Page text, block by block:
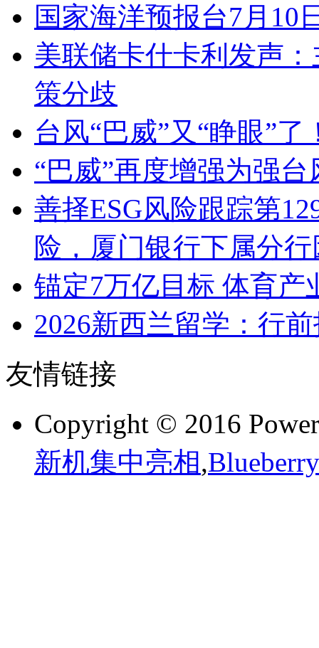
国家海洋预报台7月10
美联储卡什卡利发声
策分歧
台风“巴威”又“睁眼”
“巴威”再度增强为强
善择ESG风险跟踪第
险，厦门银行下属分
锚定7万亿目标 体育产
2026新西兰留学：行
友情链接
Copyright © 2016
新机集中亮相,